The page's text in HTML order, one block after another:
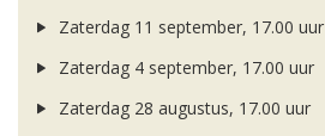
Zaterdag 11 september, 17.00 uur
Zaterdag 4 september, 17.00 uur
Zaterdag 28 augustus, 17.00 uur